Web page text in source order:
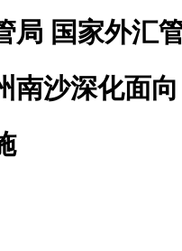
局 国家外汇
南沙深化面向